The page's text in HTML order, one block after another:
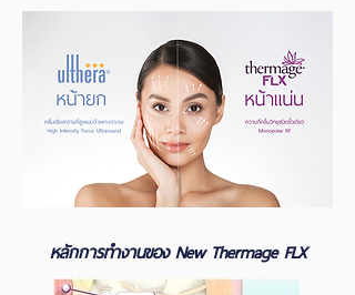
หลักการทำงานของ New Thermage FLX